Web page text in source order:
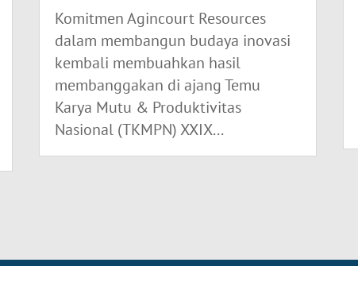
Komitmen Agincourt Resources
dalam membangun budaya inovasi
kembali membuahkan hasil
membanggakan di ajang Temu
Karya Mutu & Produktivitas
Nasional (TKMPN) XXIX...